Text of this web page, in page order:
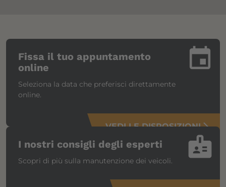
insert_invitation
Fissa il tuo appuntamento
online
Seleziona la data che preferisci direttamente
online.
VEDI LE DISPOSIZIONIarrow_forward_ios
badge
I nostri consigli degli esperti
Scopri di più sulla manutenzione dei veicoli.